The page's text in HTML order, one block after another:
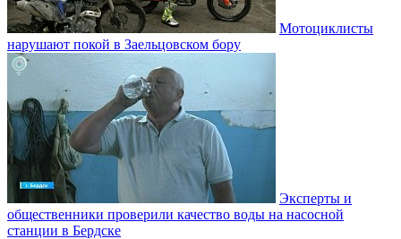
Мотоциклисты
нарушают покой в Заельцовском бору
Эксперты и
общественники проверили качество воды на насосной
станции в Бердске